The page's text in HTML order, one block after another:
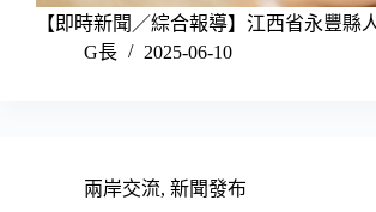
【即時新聞／綜合報導】江西省永豐縣
G長
2025-06-10
兩岸交流, 新聞發布